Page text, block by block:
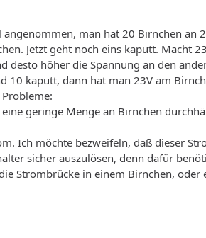
man hat 20 Birnchen an
Jetzt geht noch eins kaputt. Macht
desto höher die Spannung an den
10 kaputt, dann hat man 23V am
geringe Menge an Birnchen
Ich möchte bezweifeln, daß dieser
sicher auszulösen, denn dafür
Strombrücke in einem Birnchen,